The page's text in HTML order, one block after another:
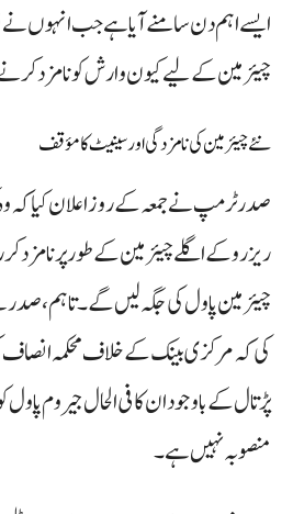
ایسے اہم دن سامنے آیا ہے جب انہوں
چیئرمین کے لیے کیون وارش کو نامزد کرنے
نئے چیئرمین کی نامزدگی اور سینیٹ کا مؤقف
صدر ٹرمپ نے جمعہ کے روز اعلان کیا کہ
ریزرو کے اگلے چیئرمین کے طور پر نامزد
چیئرمین پاول کی جگہ لیں گے۔ تاہم،
کی کہ مرکزی بینک کے خلاف محکمہ
پڑتال کے باوجود ان کا فی الحال جیروم
منصوبہ نہیں ہے۔